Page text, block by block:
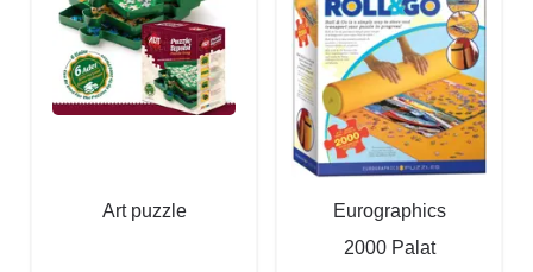
Art puzzle
Eurographics
2000 Palat